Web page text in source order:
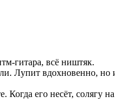
гитара, всё ништяк.
Лупит вдохновенно, но
Когда его несёт, солягу